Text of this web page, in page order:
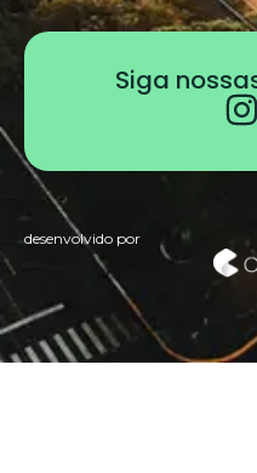
Siga
desenvolvido por